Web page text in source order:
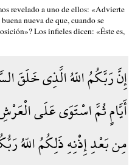
revelado a uno de ellos: «Advierte
nueva de que, cuando se
Los infieles dicen: «Éste es,
إِنَّ رَبَّكُمُ اللّهُ الَّذِي خَلَقَ
أَيَّامٍ ثُمَّ اسْتَوَى عَلَى
مِن بَعْدِ إِذْنِهِ ذَلِكُمُ اللّهُ